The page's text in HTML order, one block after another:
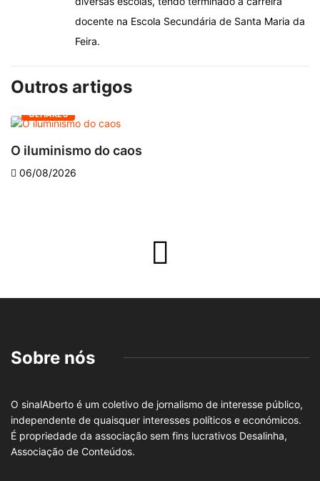
docente na Escola Secundária de Santa Maria da
Feira.
Outros artigos
OLHARES
O iluminismo do caos
06/08/2026
Sobre nós
O sinalAberto é um coletivo de jornalismo de interesse público,
independente de quaisquer interesses políticos e económicos.
É propriedade da associação sem fins lucrativos Desalinha,
Associação de Conteúdos.